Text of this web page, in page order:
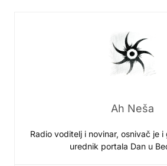
Ah Neša
Radio voditelj i novinar, osnivač je
urednik portala Dan u